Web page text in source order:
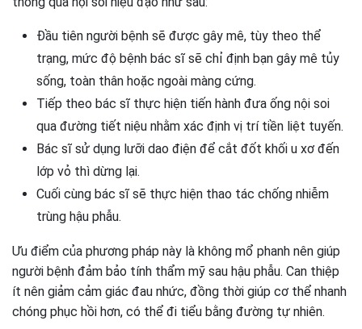
Đầu tiên người bệnh sẽ được gây mê, tùy theo thể
trạng, mức độ bệnh bác sĩ sẽ chỉ định bạn gây mê tủy
sống, toàn thân hoặc ngoài màng cứng.
Tiếp theo bác sĩ thực hiện tiến hành đưa ống nội soi
qua đường tiết niệu nhằm xác định vị trí tiền liệt tuyến.
Bác sĩ sử dụng lưỡi dao điện để cắt đốt khối u xơ đến
lớp vỏ thì dừng lại.
Cuối cùng bác sĩ sẽ thực hiện thao tác chống nhiễm
trùng hậu phẫu.
Ưu điểm của phương pháp này là không mổ phanh nên giúp
người bệnh đảm bảo tính thẩm mỹ sau hậu phẫu. Can thiệp
ít nên giảm cảm giác đau nhức, đồng thời giúp cơ thể nhanh
chóng phục hồi hơn, có thể đi tiểu bằng đường tự nhiên.